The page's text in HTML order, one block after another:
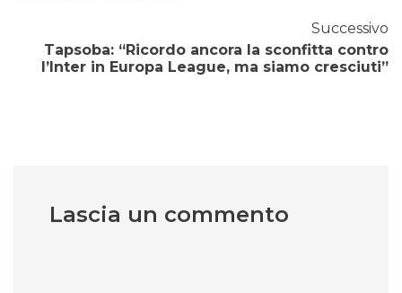
Successivo
Tapsoba: “Ricordo ancora la sconfitta contro
l’Inter in Europa League, ma siamo cresciuti”
Lascia un commento